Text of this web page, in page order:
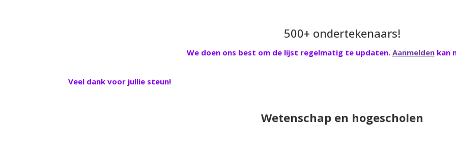
500+ ondertekenaars!
We doen ons best om de lijst regelmatig te updaten. Aanmeldenkan
Veel dank voor jullie steun!
Wetenschap en hogescholen